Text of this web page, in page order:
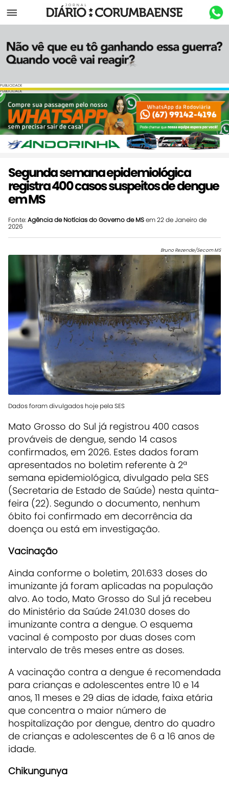
Menu
PUBLICIDADE
PUBLICIDADE
Segunda semana epidemiológica
registra 400 casos suspeitos de dengue
em MS
Fonte:Agência de Notícias do Governo de MSem 22 de Janeiro de
2026
Bruno Rezende/Secom MS
Dados foram divulgados hoje pela SES
Mato Grosso do Sul já registrou 400 casos
prováveis de dengue, sendo 14 casos
confirmados, em 2026. Estes dados foram
apresentados no boletim referente à 2ª
semana epidemiológica, divulgado pela SES
(Secretaria de Estado de Saúde) nesta quinta-
feira (22). Segundo o documento, nenhum
óbito foi confirmado em decorrência da
doença ou está em investigação.
Vacinação
Ainda conforme o boletim, 201.633 doses do
imunizante já foram aplicadas na população
alvo. Ao todo, Mato Grosso do Sul já recebeu
do Ministério da Saúde 241.030 doses do
imunizante contra a dengue. O esquema
vacinal é composto por duas doses com
intervalo de três meses entre as doses.
A vacinação contra a dengue é recomendada
para crianças e adolescentes entre 10 e 14
anos, 11 meses e 29 dias de idade, faixa etária
que concentra o maior número de
hospitalização por dengue, dentro do quadro
de crianças e adolescentes de 6 a 16 anos de
idade.
Chikungunya